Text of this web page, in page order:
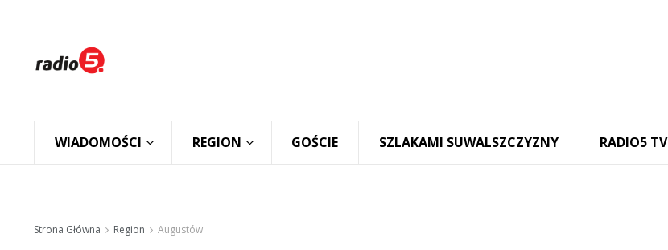
WIADOMOŚCI REGION GOŚCIE SZLAKAMI SUWALSZCZYZNY RADIO5 TV
Strona Główna Region Augustów